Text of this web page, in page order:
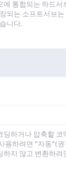
에 통합되는 하드서
되는 소프트서브
니다.
딩하거나 압축할 코
용하려면 "자동"(
하지 않고 변환하려